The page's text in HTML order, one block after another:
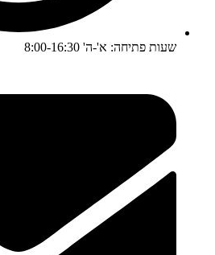
שעות פתיחה: א'-ה' 8:00-16:30